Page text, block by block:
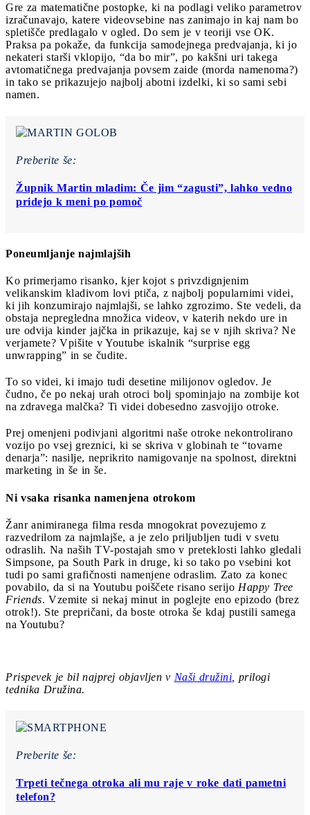
Gre za matematične postopke, ki na podlagi veliko parametrov
izračunavajo, katere videovsebine nas zanimajo in kaj nam bo
spletišče predlagalo v ogled. Do sem je v teoriji vse OK.
Praksa pa pokaže, da funkcija samodejnega predvajanja, ki jo
nekateri starši vklopijo, “da bo mir”, po kakšni uri takega
avtomatičnega predvajanja povsem zaide (morda namenoma?)
in tako se prikazujejo najbolj abotni izdelki, ki so sami sebi
namen.
Preberite še:
Župnik Martin mladim: Če jim “zagusti”, lahko vedno
pridejo k meni po pomoč
Poneumljanje najmlajših
Ko primerjamo risanko, kjer kojot s privzdignjenim
velikanskim kladivom lovi ptiča, z najbolj popularnimi videi,
ki jih konzumirajo najmlajši, se lahko zgrozimo. Ste vedeli, da
obstaja nepregledna množica videov, v katerih nekdo ure in
ure odvija kinder jajčka in prikazuje, kaj se v njih skriva? Ne
verjamete? Vpišite v Youtube iskalnik “surprise egg
unwrapping” in se čudite.
To so videi, ki imajo tudi desetine milijonov ogledov. Je
čudno, če po nekaj urah otroci bolj spominjajo na zombije kot
na zdravega malčka? Ti videi dobesedno zasvojijo otroke.
Prej omenjeni podivjani algoritmi naše otroke nekontrolirano
vozijo po vsej greznici, ki se skriva v globinah te “tovarne
denarja”: nasilje, neprikrito namigovanje na spolnost, direktni
marketing in še in še.
Ni vsaka risanka namenjena otrokom
Žanr animiranega filma resda mnogokrat povezujemo z
razvedrilom za najmlajše, a je zelo priljubljen tudi v svetu
odraslih. Na naših TV-postajah smo v preteklosti lahko gledali
Simpsone, pa South Park in druge, ki so tako po vsebini kot
tudi po sami grafičnosti namenjene odraslim. Zato za konec
povabilo, da si na Youtubu poiščete risano serijo Happy Tree
Friends. Vzemite si nekaj minut in poglejte eno epizodo (brez
otrok!). Ste prepričani, da boste otroka še kdaj pustili samega
na Youtubu?
Prispevek je bil najprej objavljen v Naši družini , prilogi
tednika Družina.
Preberite še:
Trpeti tečnega otroka ali mu raje v roke dati pametni
telefon?